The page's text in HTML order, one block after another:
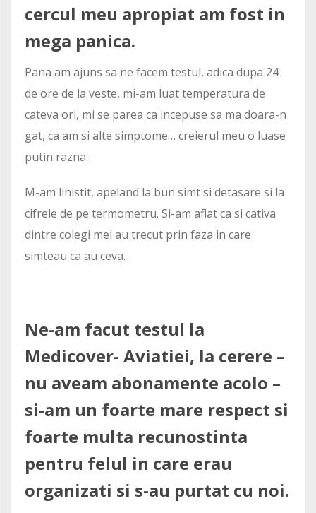
cercul meu apropiat am fost in
mega panica.
Pana am ajuns sa ne facem testul, adica dupa 24
de ore de la veste, mi-am luat temperatura de
cateva ori, mi se parea ca incepuse sa ma doara-n
gat, ca am si alte simptome… creierul meu o luase
putin razna.
M-am linistit, apeland la bun simt si detasare si la
cifrele de pe termometru. Si-am aflat ca si cativa
dintre colegi mei au trecut prin faza in care
simteau ca au ceva.
Ne-am facut testul la
Medicover- Aviatiei, la cerere –
nu aveam abonamente acolo –
si-am un foarte mare respect si
foarte multa recunostinta
pentru felul in care erau
organizati si s-au purtat cu noi.